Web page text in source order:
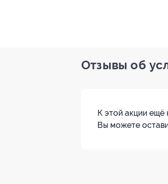
Отзывы об
К этой акции ещё
Вы можете